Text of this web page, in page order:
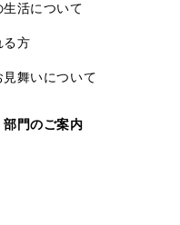
生活について
る方
見舞いについて
部門のご案内